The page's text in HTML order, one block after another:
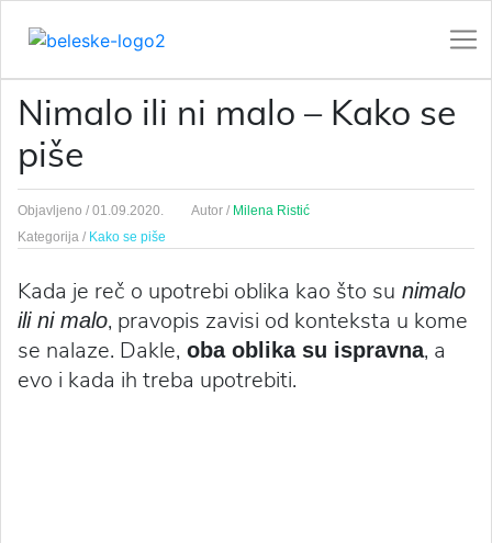
Nimalo ili ni malo – Kako se
piše
Objavljeno / 01.09.2020. Autor / Milena Ristić
Kategorija / Kako se piše
Kada je reč o upotrebi oblika kao što su nimalo
ili ni malo, pravopis zavisi od konteksta u kome
se nalaze. Dakle, oba oblika su ispravna, a
evo i kada ih treba upotrebiti.